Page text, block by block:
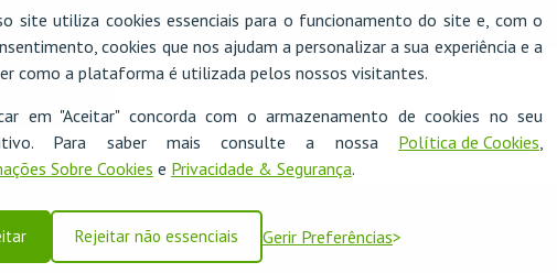
site utiliza cookies essenciais para o funcionamento do site e, com o
cookies que nos ajudam a personalizar a sua experiência e a
como a plataforma é utilizada pelos nossos visitantes.
em "Aceitar" concorda com o armazenamento de cookies no seu
Para saber mais consulte a nossa Política de Cookies,
Sobre Cookies e Privacidade & Segurança.
Rejeitar não essenciais Gerir Preferências
COMPRAR COMPRAR
REBELDES SEM
CAUSAS |
AMERICAN
GRAFFITI
CINEMATECA
MAIS INFO
CAUSAS | EASY
RIDER
CINEMATECA
MAIS INFO
O evento escolhido não está disponível
OK